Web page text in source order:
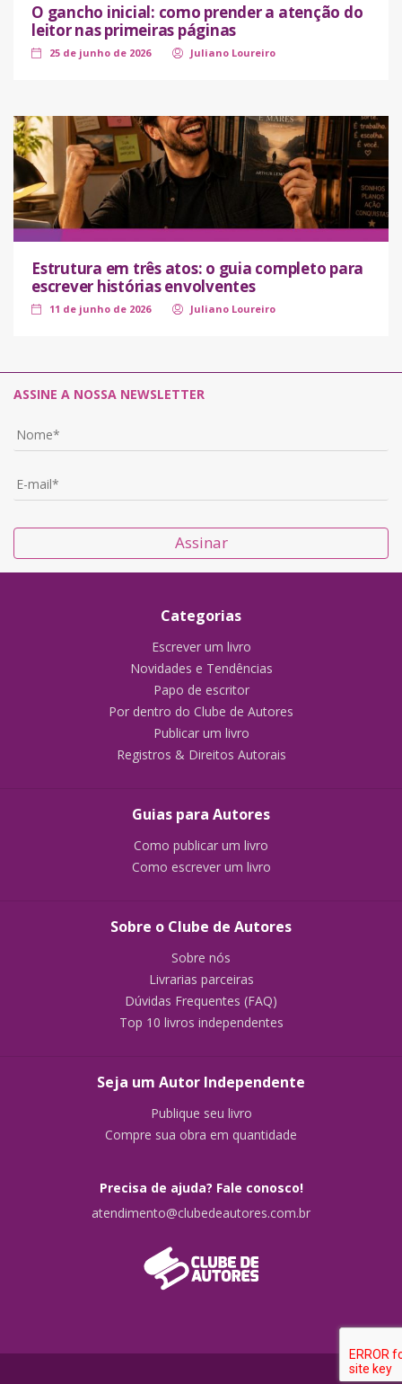
O gancho inicial: como prender a atenção do
leitor nas primeiras páginas
25 de junho de 2026 Juliano Loureiro
Estrutura em três atos: o guia completo para
escrever histórias envolventes
11 de junho de 2026 Juliano Loureiro
ASSINE A NOSSA NEWSLETTER
Assinar
Categorias
Escrever um livro
Novidades e Tendências
Papo de escritor
Por dentro do Clube de Autores
Publicar um livro
Registros & Direitos Autorais
Guias para Autores
Como publicar um livro
Como escrever um livro
Sobre o Clube de Autores
Sobre nós
Livrarias parceiras
Dúvidas Frequentes (FAQ)
Top 10 livros independentes
Seja um Autor Independente
Publique seu livro
Compre sua obra em quantidade
Precisa de ajuda? Fale conosco!
atendimento@clubedeautores.com.br